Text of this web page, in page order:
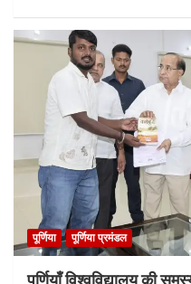
पूर्णिया पूर्णिया प्रमंडल